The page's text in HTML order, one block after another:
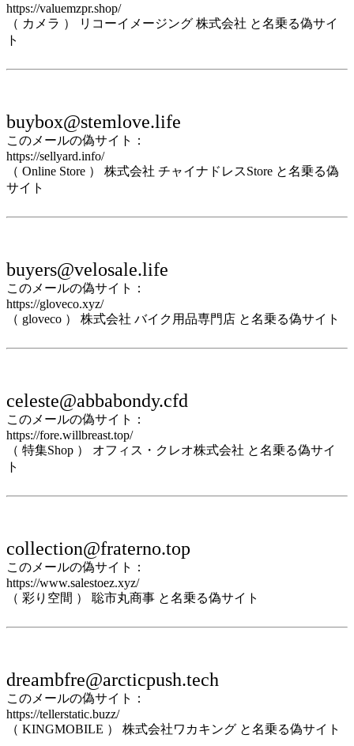
https://valuemzpr.shop/
（ カメラ ） リコーイメージング 株式会社 と名乗る偽サイ
ト
buybox@stemlove.life
このメールの偽サイト：
https://sellyard.info/
（ Online Store ） 株式会社 チャイナドレスStore と名乗る偽
サイト
buyers@velosale.life
このメールの偽サイト：
https://gloveco.xyz/
（ gloveco ） 株式会社 バイク用品専門店 と名乗る偽サイト
celeste@abbabondy.cfd
このメールの偽サイト：
https://fore.willbreast.top/
（ 特集Shop ） オフィス・クレオ株式会社 と名乗る偽サイ
ト
collection@fraterno.top
このメールの偽サイト：
https://www.salestoez.xyz/
（ 彩り空間 ） 聡市丸商事 と名乗る偽サイト
dreambfre@arcticpush.tech
このメールの偽サイト：
https://tellerstatic.buzz/
（ KINGMOBILE ） 株式会社ワカキング と名乗る偽サイト